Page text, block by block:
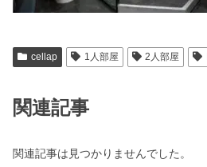
cellap 1人部屋 2人部屋
関連記事
関連記事は見つかりませんでした。